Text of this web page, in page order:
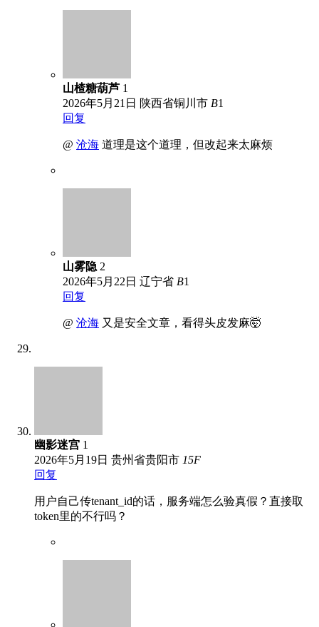
山楂糖葫芦 1
2026年5月21日 陕西省铜川市 B1
回复
@ 沧海 道理是这个道理，但改起来太麻烦
山雾隐 2
2026年5月22日 辽宁省 B1
回复
@ 沧海 又是安全文章，看得头皮发麻🤯
幽影迷宫 1
2026年5月19日 贵州省贵阳市 15F
回复
用户自己传tenant_id的话，服务端怎么验真假？直接取
token里的不行吗？